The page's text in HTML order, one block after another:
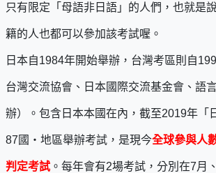
只有限定「母語非日語」的人們，也就是
籍的人也都可以參加該考試喔。
日本自1984年開始舉辦，台灣考區則自
台灣交流協會、日本國際交流基金會、語
辦）。包含日本本國在內，截至2019年「
87國・地區舉辦考試，是現今全球參與人
判定考試。每年會有2場考試，分別在7月